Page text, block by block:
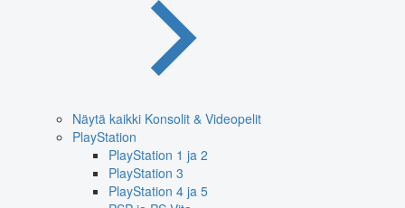
Näytä kaikki Konsolit & Videopelit
PlayStation
PlayStation 1 ja 2
PlayStation 3
PlayStation 4 ja 5